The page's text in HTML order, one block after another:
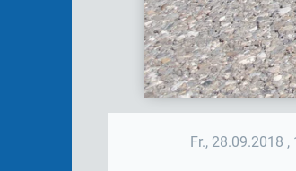
Fr., 28.09.2018 ,